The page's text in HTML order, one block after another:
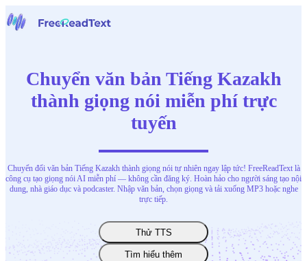
Công cụ
Tin tức
Bảng giá
Tiếng Việt
Chuyển văn bản Tiếng Kazakh
thành giọng nói miễn phí trực
tuyến
Chuyển đổi văn bản Tiếng Kazakh thành giọng nói tự nhiên ngay lập tức! FreeReadText là
công cụ tạo giọng nói AI miễn phí — không cần đăng ký. Hoàn hảo cho người sáng tạo nội
dung, nhà giáo dục và podcaster. Nhập văn bản, chọn giọng và tải xuống MP3 hoặc nghe
trực tiếp.
Thử TTS
Tìm hiểu thêm